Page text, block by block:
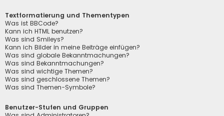
Textformatierung und Thementypen
Was ist BBCode?
Kann ich HTML benutzen?
Was sind Smileys?
Kann ich Bilder in meine Beiträge einfügen?
Was sind globale Bekanntmachungen?
Was sind Bekanntmachungen?
Was sind wichtige Themen?
Was sind geschlossene Themen?
Was sind Themen-Symbole?
Benutzer-Stufen und Gruppen